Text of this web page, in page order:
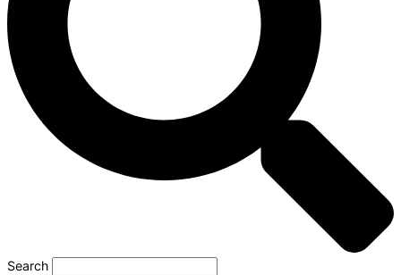
Search